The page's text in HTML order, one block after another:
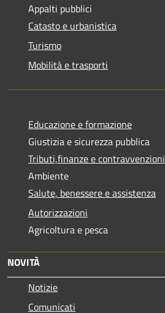
Appalti pubblici
Catasto e urbanistica
Turismo
Mobilità e trasporti
Educazione e formazione
Giustizia e sicurezza pubblica
Tributi,finanze e contravvenzioni
Ambiente
Salute, benessere e assistenza
Autorizzazioni
Agricoltura e pesca
NOVITÀ
Notizie
Comunicati